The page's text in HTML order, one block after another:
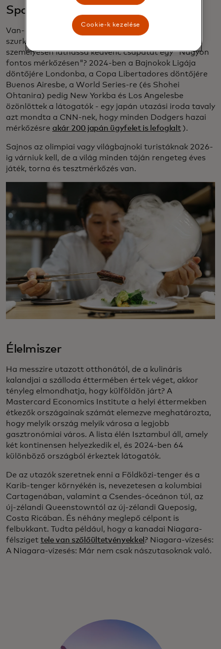
Sport
Van-e bármi, ami nagyobb dicsekvési jogot ad egy
szurkolónak, mint hosszú utakat megtenni, hogy
személyesen láthassa kedvenc csapatát egy "Nagyon
fontos mérkőzésen"? 2024-ben a Bajnokok Ligája
döntőjére Londonba, a Copa Libertadores döntőjére
Buenos Airesbe, a World Series-re (és Shohei
Ohtanira) pedig New Yorkba és Los Angelesbe
özönlöttek a látogatók - egy japán utazási iroda tavaly
azt mondta a CNN-nek, hogy minden Dodgers hazai
mérkőzésre akár 200 japán ügyfelet is lefoglalt).
Sajnos az olimpiai vagy világbajnoki turistáknak 2026-
ig várniuk kell, de a világ minden táján rengeteg éves
játék, torna és tesztmérkőzés van.
Élelmiszer
Ha messzire utazott otthonától, de a kulináris
kalandjai a szálloda éttermében értek véget, akkor
tényleg elmondhatja, hogy külföldön járt? A
Mastercard Economics Institute a helyi éttermekben
étkezők országainak számát elemezve meghatározta,
hogy melyik ország melyik városa a legjobb
gasztronómiai város. A lista élén Isztambul áll, amely
két kontinensen helyezkedik el, és 2024-ben 64
különböző országból érkeztek látogatók.
De az utazók szeretnek enni a Földközi-tenger és a
Karib-tenger környékén is, nevezetesen a kolumbiai
Cartagenában, valamint a Csendes-óceánon túl, az
új-zélandi Queenstowntól az új-zélandi Queposig,
Costa Ricában. És néhány meglepő célpont is
felbukkant. Tudta például, hogy a kanadai Niagara-
félsziget tele van szőlőültetvényekkel ? Niagara-vízesés:
A Niagara-vízesés: Már nem csak nászutasoknak való.
Cookie-k kezelése